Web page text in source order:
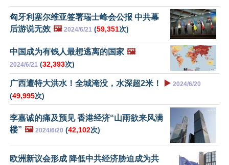
匈牙利塞尔维亚签署瑞士峰会公报 中共幕
后游说无效 🖼️ 2024/6/21 (59,351次)
中国成为有钱人最想逃离的国家 🖼️
2024/6/21 (32,393次)
广西遭特大洪水！全城淹没，水深超2米！ ▶️ 2024/6/20
(49,995次)
李嘉诚的痛及预见 香港经济“山雨欲来风满
楼” 🖼️ 2024/6/20 (42,102次)
欧洲新议会形成 降低中共经济胁迫成为共